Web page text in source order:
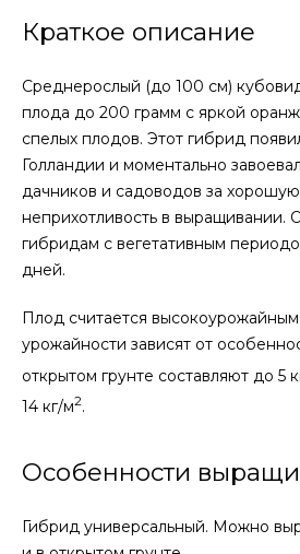
Краткое описание
Среднерослый (до 100 см)
плода до 200 грамм с яркой
спелых плодов. Этот гибрид
Голландии и моментально
дачников и садоводов за
неприхотливость в выращивании.
гибридам с вегетативным
дней.
Плод считается
урожайности зависят от
открытом грунте составляют до 5
14 кг/м2.
Особенности
Гибрид универсальный. Можно